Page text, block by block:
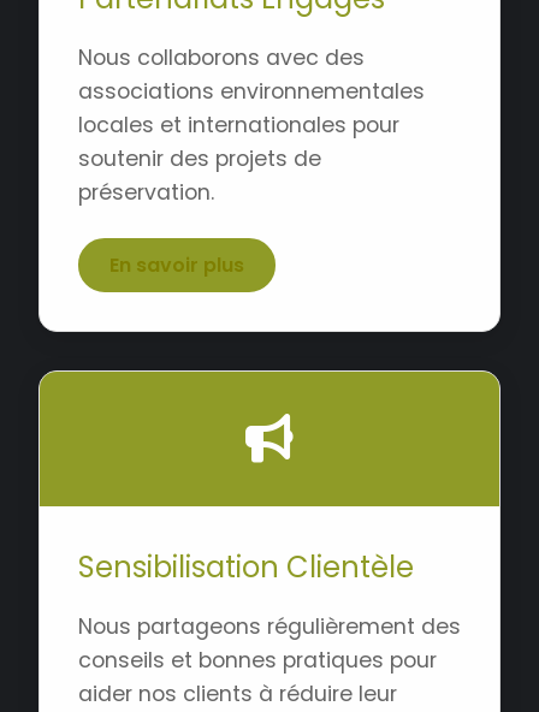
Nous collaborons avec des
associations environnementales
locales et internationales pour
soutenir des projets de
préservation.
En savoir plus
Sensibilisation Clientèle
Nous partageons régulièrement des
conseils et bonnes pratiques pour
aider nos clients à réduire leur